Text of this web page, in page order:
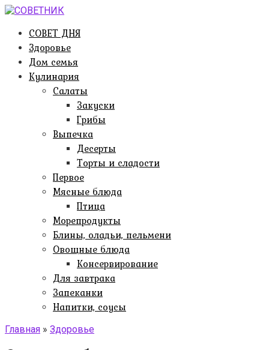
Перейти
контентуСОВЕТ ДНЯ
Здоровье
Дом семья
Кулинария
Салаты
Закуски
Грибы
Выпечка
Десерты
Торты и сладости
Первое
Мясные блюда
Птица
Морепродукты
Блины, оладьи, пельмени
Овощные блюда
Консервирование
Для завтрака
Запеканки
Напитки, соусы
Главная » Здоровье